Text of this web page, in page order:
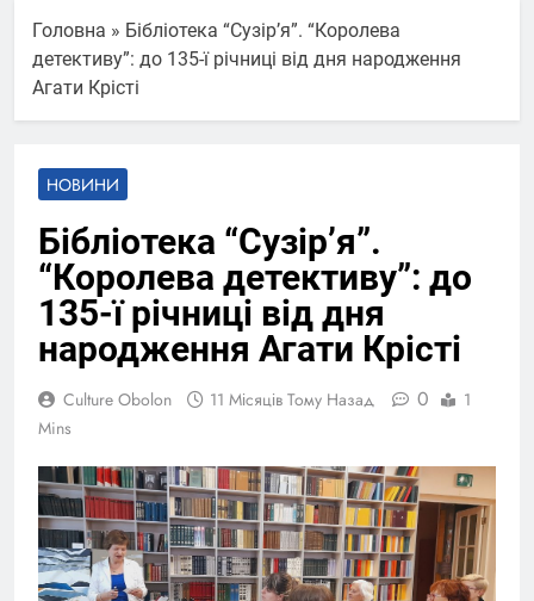
Головна » Бібліотека “Сузірʼя”. “Королева
детективу”: до 135-ї річниці від дня народження
Агати Крісті
НОВИНИ
Бібліотека “Сузірʼя”.
“Королева детективу”: до
135-ї річниці від дня
народження Агати Крісті
Culture Obolon 11 Місяців Тому Назад 0
1
Mins